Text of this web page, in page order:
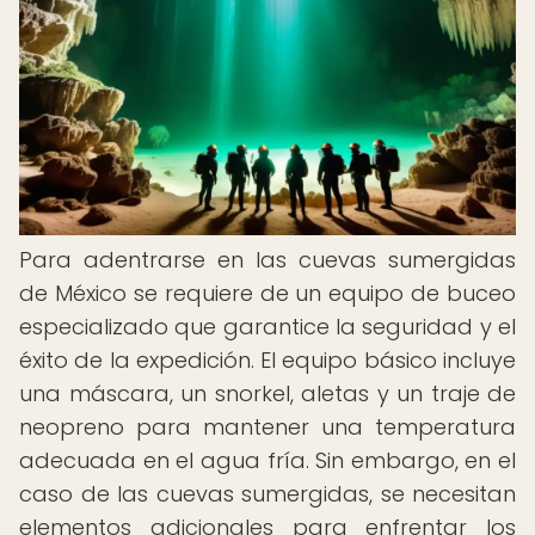
Para adentrarse en las cuevas sumergidas
de México se requiere de un equipo de buceo
especializado que garantice la seguridad y el
éxito de la expedición. El equipo básico incluye
una máscara, un snorkel, aletas y un traje de
neopreno para mantener una temperatura
adecuada en el agua fría. Sin embargo, en el
caso de las cuevas sumergidas, se necesitan
elementos adicionales para enfrentar los